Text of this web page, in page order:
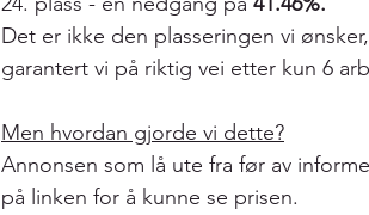
Det er ikke den plasseringen vi
garantert vi på riktig vei etter kun 6
Men hvordan gjorde vi dette?
Annonsen som lå ute fra før av
på linken for å kunne se prisen.